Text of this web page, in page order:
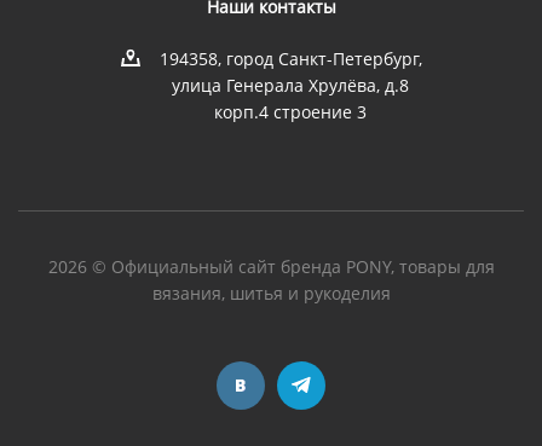
Наши контакты
194358, город Санкт-Петербург,
улица Генерала Хрулёва, д.8
корп.4 строение 3
2026 © Официальный сайт бренда PONY, товары для
вязания, шитья и рукоделия